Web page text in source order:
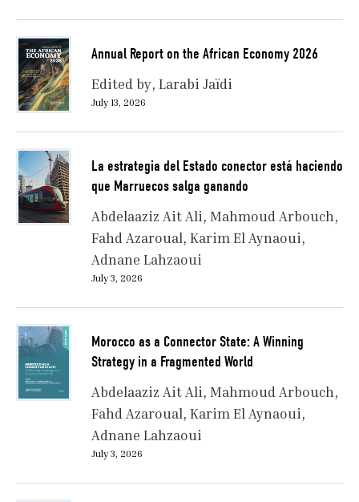
Annual Report on the African Economy 2026
Edited by Larabi Jaïdi
July 13, 2026
La estrategia del Estado conector está haciendo
que Marruecos salga ganando
Abdelaaziz Ait Ali Mahmoud Arbouch
Fahd Azaroual Karim El Aynaoui
Adnane Lahzaoui
July 3, 2026
Morocco as a Connector State: A Winning
Strategy in a Fragmented World
Abdelaaziz Ait Ali Mahmoud Arbouch
Fahd Azaroual Karim El Aynaoui
Adnane Lahzaoui
July 3, 2026